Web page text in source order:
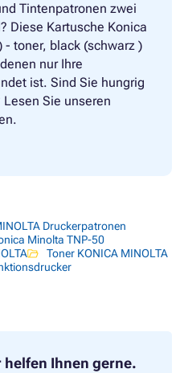
Tintenpatronen zwei
Diese Kartusche Konica
- toner, black (schwarz )
nur Ihre
ist. Sind Sie hungrig
Sie unseren
Druckerpatronen
Minolta TNP-50
Toner KONICA MINOLTA
helfen Ihnen gerne.